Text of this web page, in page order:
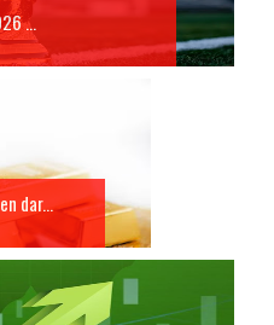
...
dar...